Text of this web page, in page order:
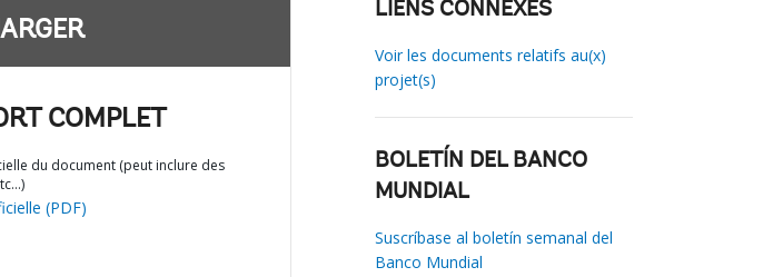
COMPLET
du document (peut inclure des
(PDF)
LIENS CONNEXES
Voir les documents relatifs au(x)
projet(s)
BOLETÍN DEL BANCO
MUNDIAL
Suscríbase al boletín semanal del
Banco Mundial